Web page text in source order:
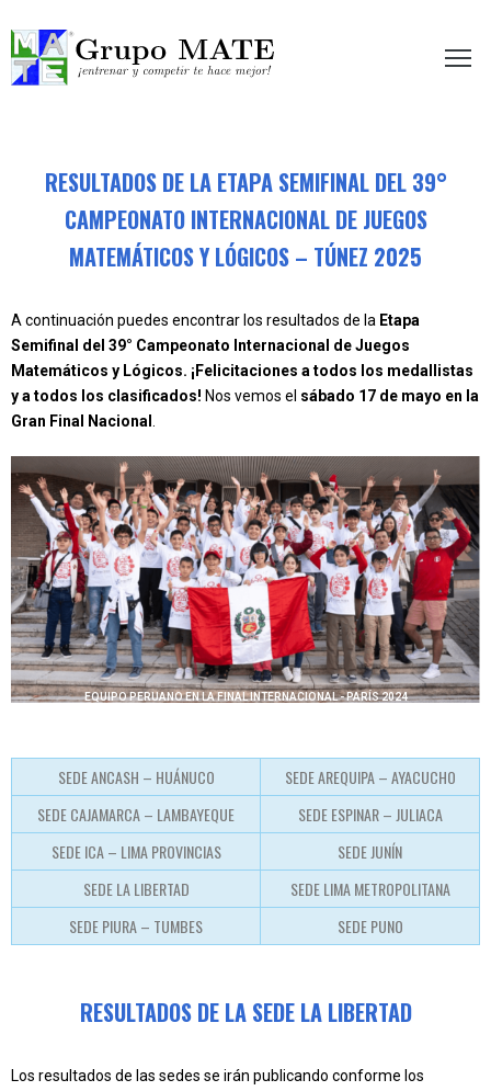
te hace mejor!
RESULTADOS DE LA ETAPA SEMIFINAL DEL 39°
CAMPEONATO INTERNACIONAL DE JUEGOS
MATEMÁTICOS Y LÓGICOS – TÚNEZ 2025
A continuación puedes encontrar los resultados de la Etapa
Semifinal del 39° Campeonato Internacional de Juegos
Matemáticos y Lógicos. ¡Felicitaciones a todos los medallistas
y a todos los clasificados! Nos vemos el sábado 17 de mayo en la
Gran Final Nacional .
EQUIPO PERUANO EN LA FINAL INTERNACIONAL - PARÍS 2024
SEDE ANCASH – HUÁNUCO
SEDE AREQUIPA – AYACUCHO
SEDE CAJAMARCA – LAMBAYEQUE
SEDE ESPINAR – JULIACA
SEDE ICA – LIMA PROVINCIAS
SEDE JUNÍN
SEDE LA LIBERTAD
SEDE LIMA METROPOLITANA
SEDE PIURA – TUMBES
SEDE PUNO
RESULTADOS DE LA SEDE LA LIBERTAD
Los resultados de las sedes se irán publicando conforme los